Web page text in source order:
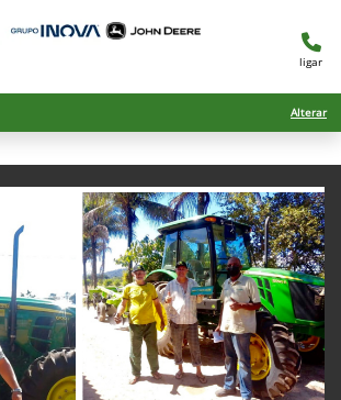
ligar
Alterar